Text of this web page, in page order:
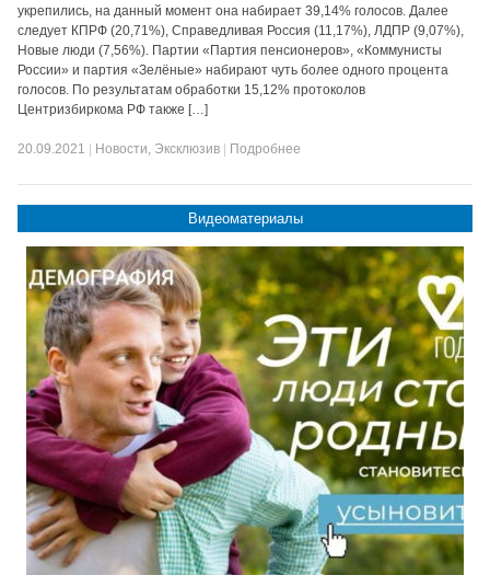
укрепились, на данный момент она набирает 39,14% голосов. Далее
следует КПРФ (20,71%), Справедливая Россия (11,17%), ЛДПР (9,07%),
Новые люди (7,56%). Партии «Партия пенсионеров», «Коммунисты
России» и партия «Зелёные» набирают чуть более одного процента
голосов. По результатам обработки 15,12% протоколов
Центризбиркома РФ также […]
20.09.2021 Новости, Эксклюзив Подробнее
Видеоматериалы